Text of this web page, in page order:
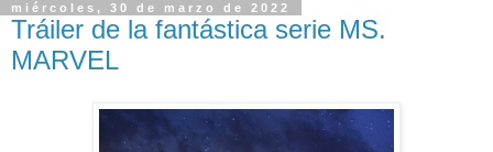
miércoles, 30 de marzo de 2022
Tráiler de la fantástica serie MS.
MARVEL